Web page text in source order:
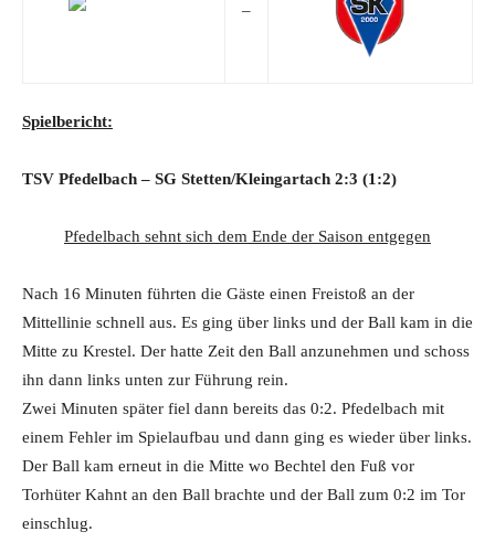
–
Spielbericht:
TSV Pfedelbach – SG Stetten/Kleingartach 2:3 (1:2)
Pfedelbach sehnt sich dem Ende der Saison entgegen
Nach 16 Minuten führten die Gäste einen Freistoß an der
Mittellinie schnell aus. Es ging über links und der Ball kam in die
Mitte zu Krestel. Der hatte Zeit den Ball anzunehmen und schoss
ihn dann links unten zur Führung rein.
Zwei Minuten später fiel dann bereits das 0:2. Pfedelbach mit
einem Fehler im Spielaufbau und dann ging es wieder über links.
Der Ball kam erneut in die Mitte wo Bechtel den Fuß vor
Torhüter Kahnt an den Ball brachte und der Ball zum 0:2 im Tor
einschlug.